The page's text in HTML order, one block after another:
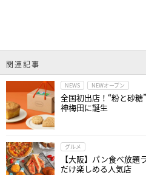
関連記事
NEWS NEWオープン
全国初出店！“粉と砂
神梅田に誕生
グルメ
【大阪】パン食べ放
だけ楽しめる人気店